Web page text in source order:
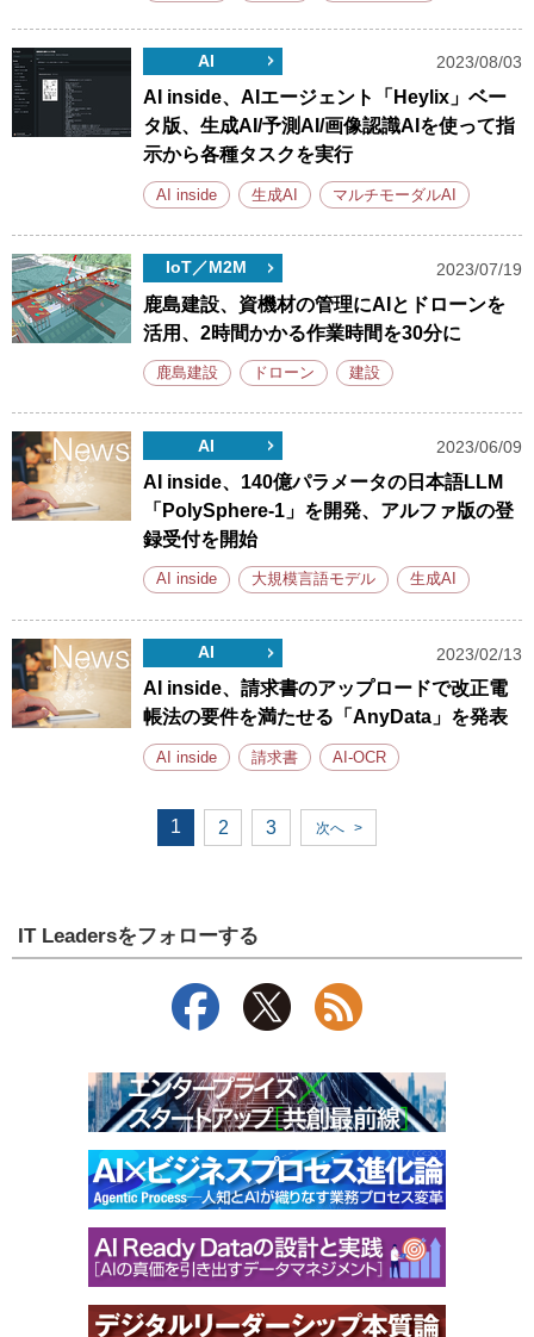
AI 2023/08/03
AI inside、AIエージェント「Heylix」ベー
タ版、生成AI/予測AI/画像認識AIを使って指
示から各種タスクを実行
AI inside 生成AI マルチモーダルAI
IoT／M2M 2023/07/19
鹿島建設、資機材の管理にAIとドローンを
活用、2時間かかる作業時間を30分に
鹿島建設 ドローン 建設
AI 2023/06/09
AI inside、140億パラメータの日本語LLM
「PolySphere-1」を開発、アルファ版の登
録受付を開始
AI inside 大規模言語モデル 生成AI
AI 2023/02/13
AI inside、請求書のアップロードで改正電
帳法の要件を満たせる「AnyData」を発表
AI inside 請求書 AI-OCR
1 2 3 次へ >
IT Leadersをフォローする